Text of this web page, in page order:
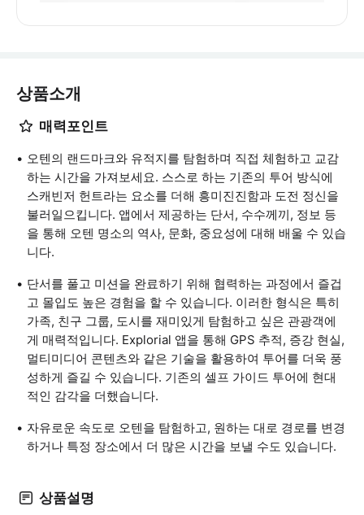
상품소개
매력포인트
오텐의 랜드마크와 유적지를 탐험하며 직접 체험하고 교감
하는 시간을 가져보세요. 스스로 하는 기존의 투어 방식에
스캐빈저 헌트라는 요소를 더해 흥미진진함과 도전 정신을
불러일으킵니다. 앱에서 제공하는 단서, 수수께끼, 정보 등
을 통해 오텐 명소의 역사, 문화, 중요성에 대해 배울 수 있습
니다.
단서를 풀고 미션을 완료하기 위해 협력하는 과정에서 즐겁
고 몰입도 높은 경험을 할 수 있습니다. 이러한 형식은 특히
가족, 친구 그룹, 도시를 재미있게 탐험하고 싶은 관광객에
게 매력적입니다. Explorial 앱을 통해 GPS 추적, 증강 현실,
멀티미디어 콘텐츠와 같은 기술을 활용하여 투어를 더욱 풍
성하게 즐길 수 있습니다. 기존의 셀프 가이드 투어에 현대
적인 감각을 더했습니다.
자유로운 속도로 오텐을 탐험하고, 원하는 대로 경로를 변경
하거나 특정 장소에서 더 많은 시간을 보낼 수도 있습니다.
상품설명